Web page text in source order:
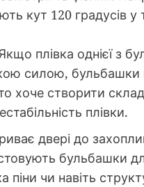
кут 120 градусів
плівка однієї з
силою,
хоче створити
плівки.
двері до
бульбашки
піни чи навіть